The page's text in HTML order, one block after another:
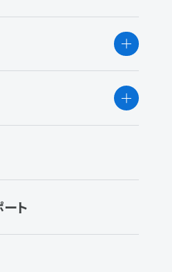
ト